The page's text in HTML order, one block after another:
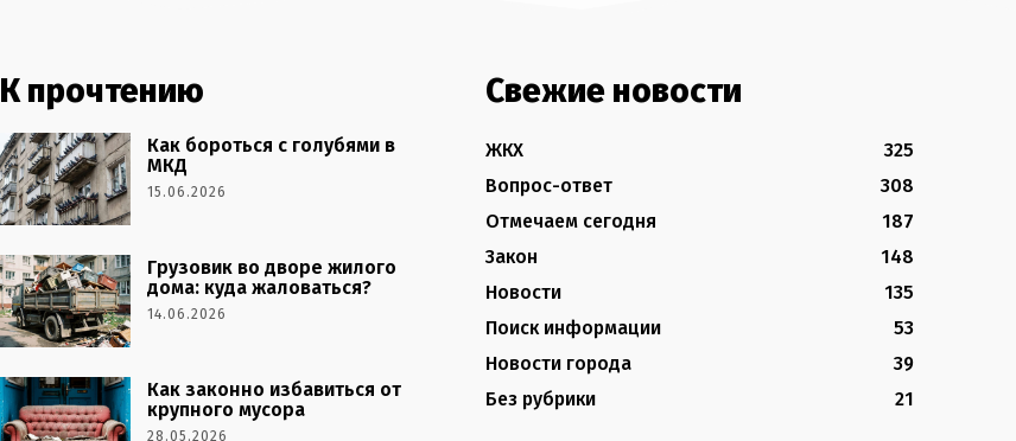
К прочтению
Как бороться с голубями в
МКД
15.06.2026
Грузовик во дворе жилого
дома: куда жаловаться?
14.06.2026
Как законно избавиться от
крупного мусора
28.05.2026
Свежие новости
ЖКХ
325
Вопрос-ответ
308
Отмечаем сегодня
187
Закон
148
Новости
135
Поиск информации
53
Новости города
39
Без рубрики
21